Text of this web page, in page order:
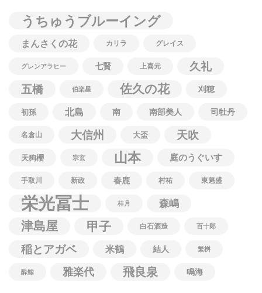
うちゅうブルーイング
まんさくの花 カリラ グレイス
グレンアラヒー 七賢 上喜元
久礼
五橋
伯楽星 佐久の花 刈穂
初孫 北島 南 南部美人 司牡丹
名倉山 大信州 大盃 天吹
天狗櫻 宗玄 山本 庭のうぐいす
手取川 新政 春鹿 村祐 東魁盛
栄光冨士 桂月 森嶋
津島屋 甲子 白石酒造 百十郎
稲とアガベ 米鶴 結人 繁桝
酔鯨 雅楽代 飛良泉 鳴海